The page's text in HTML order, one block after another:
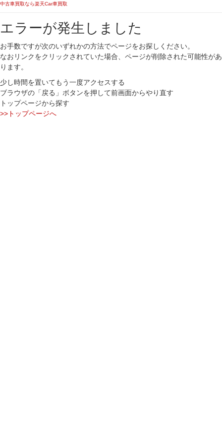
中古車買取なら楽天Car車買取
エラーが発生しました
お手数ですが次のいずれかの方法でページをお探しください。
なおリンクをクリックされていた場合、ページが削除された可能性があ
ります。
少し時間を置いてもう一度アクセスする
ブラウザの「戻る」ボタンを押して前画面からやり直す
トップページから探す
>>トップページへ